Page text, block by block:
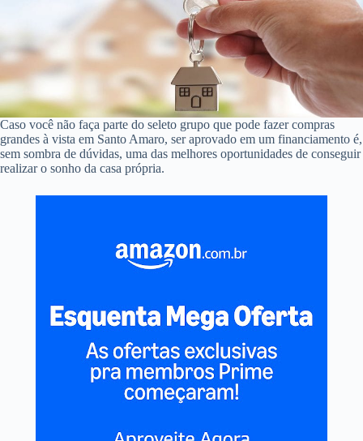
Caso você não faça parte do seleto grupo que pode fazer compras
grandes à vista em Santo Amaro, ser aprovado em um financiamento é,
sem sombra de dúvidas, uma das melhores oportunidades de conseguir
realizar o sonho da casa própria.